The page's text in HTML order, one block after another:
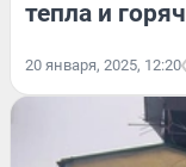
тепла и
20 января, 2025, 12:20